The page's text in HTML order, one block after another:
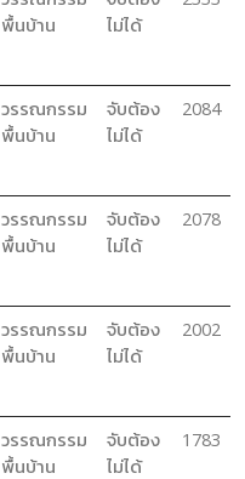
พื้นบ้าน
ไม่ได้
วรรณกรรม
พื้นบ้าน
จับต้อง
ไม่ได้
2084
วรรณกรรม
พื้นบ้าน
จับต้อง
ไม่ได้
2078
วรรณกรรม
พื้นบ้าน
จับต้อง
ไม่ได้
2002
วรรณกรรม
พื้นบ้าน
จับต้อง
ไม่ได้
1783